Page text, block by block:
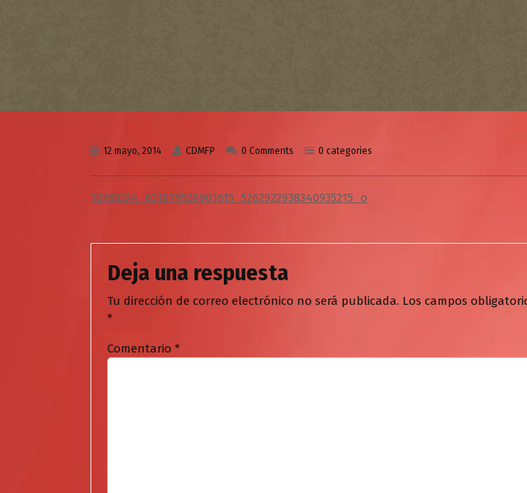
12 mayo, 2014 CDMFP 0 Comments 0 categories
10265324_631879536901615_5262922938340935215_o
Deja una respuesta
Tu dirección de correo electrónico no será publicada. Los campos
*
Comentario *